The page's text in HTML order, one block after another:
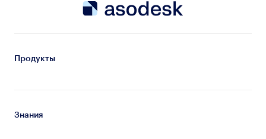
Продукты
Знания